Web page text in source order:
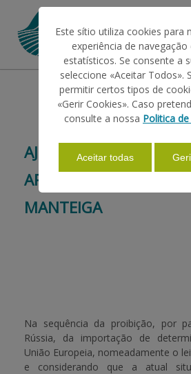
AJUDAS/APOIOS
INFORMAÇÕES
APOIO AO BENEFICIÁRIO
AJUDA EXCECIONAL À
ARMAZENAGEM
MANTEIGA
Na sequência da proibição, por
Rússia, da importação de
União Europeia, nomeadamente o
e considerando que a atual
Este sítio utiliza cookies para
experiência de navegação
estatísticos. Se consente a
seleccione «Aceitar Todos».
permitir certos tipos de
«Gerir Cookies». Caso
consulte a nossa Politica
Aceitar todas